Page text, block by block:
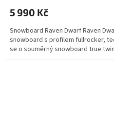
5 990 Kč
Snowboard Raven Dwarf Raven
snowboard s profilem fullrocker,
se o souměrný snowboard true